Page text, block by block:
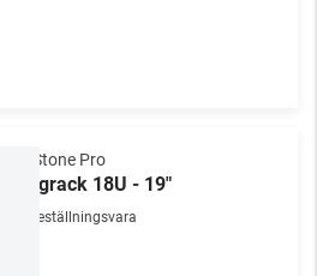
NorStone Pro
Väggrack 18U - 19"
Beställningsvara